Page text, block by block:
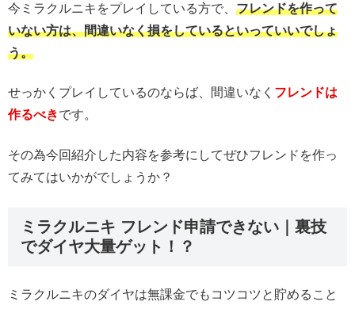
今ミラクルニキをプレイしている方で、 フレンドを作って
いない方は、間違いなく損をしているといっていいでしょ
う。
せっかくプレイしているのならば、間違いなく フレンドは
作るべきです。
その為今回紹介した内容を参考にしてぜひフレンドを作っ
てみてはいかがでしょうか？
ミラクルニキ フレンド申請できない｜裏技
でダイヤ大量ゲット！？
ミラクルニキのダイヤは無課金でもコツコツと貯めること